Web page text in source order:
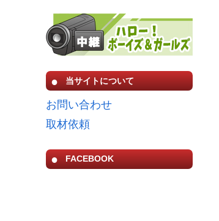
当サイトについて
お問い合わせ
取材依頼
FACEBOOK